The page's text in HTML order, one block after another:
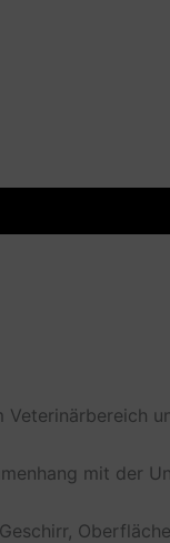
Veterinärbereich
mit der